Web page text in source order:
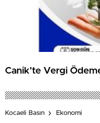
Canik’te Vergi
Kocaeli Basın Ekonomi